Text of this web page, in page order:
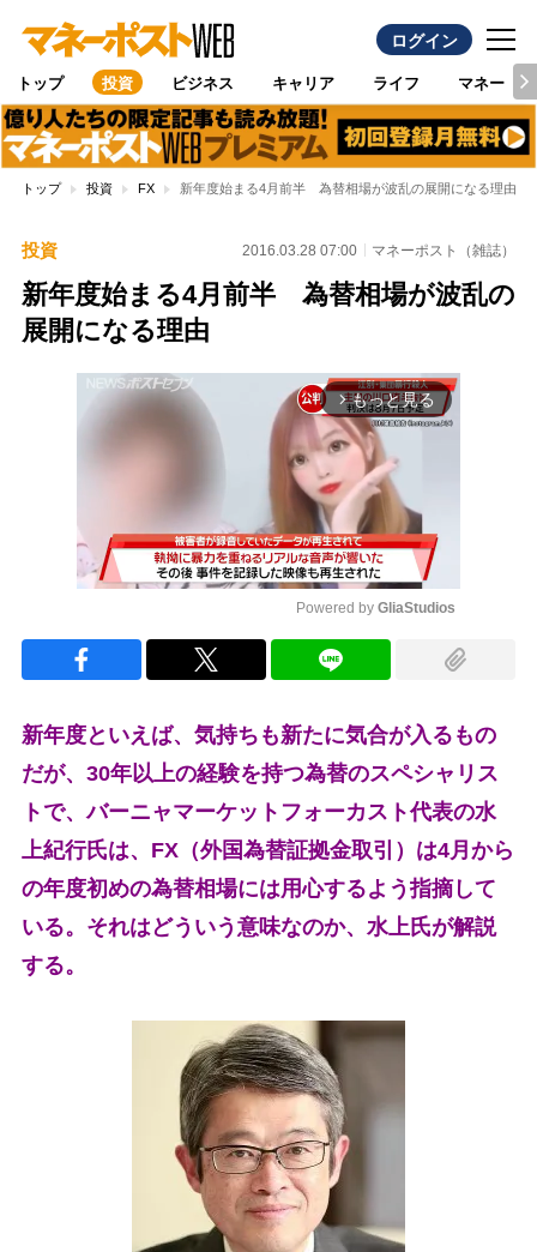
ログイン
トップ 投資 ビジネス キャリア ライフ マネー
トップ 投資 FX 新年度始まる4月前半 為替相場が波乱の展開になる理由
投資 2016.03.28 07:00 マネーポスト（雑誌）
新年度始まる4月前半 為替相場が波乱の
展開になる理由
arrow_forward_ios もっと見る
Powered by GliaStudios
新年度といえば、気持ちも新たに気合が入るもの
だが、30年以上の経験を持つ為替のスペシャリス
トで、バーニャマーケットフォーカスト代表の水
上紀行氏は、FX（外国為替証拠金取引）は4月から
の年度初めの為替相場には用心するよう指摘して
いる。それはどういう意味なのか、水上氏が解説
する。